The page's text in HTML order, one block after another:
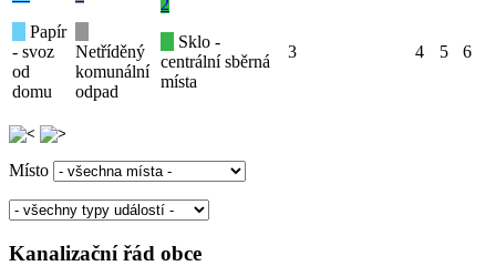
Papír
- svoz
od
domu
Netříděný
komunální
odpad
2
Sklo -
centrální sběrná
místa
3 4 5 6
Místo
Kanalizační řád obce